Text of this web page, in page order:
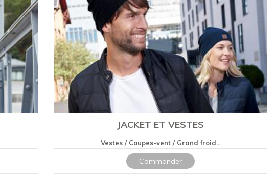
JACKET ET VESTES
Vestes / Coupes-vent / Grand froid...
Commander